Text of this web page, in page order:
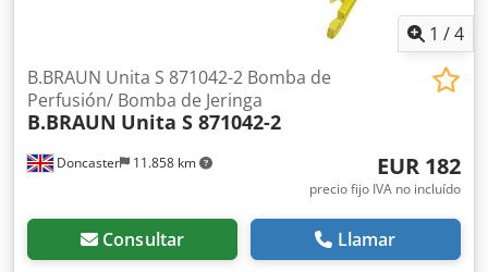
1 /4
Doncaster 11.858 km
B.BRAUN Unita S 871042-2 Bomba de
Perfusión/ Bomba de Jeringa
B.BRAUN Unita S 871042-2
EUR 182
precio fijo IVA no incluído
Consultar Llamar